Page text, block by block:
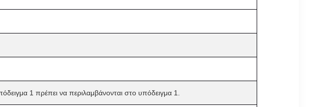
1 πρέπει να περιλαμβάνονται στο υπόδειγμα 1.